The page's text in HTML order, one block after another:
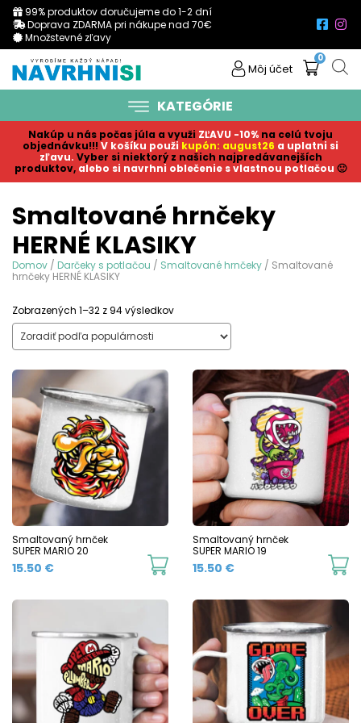
99% produktov doručujeme do 1-2 dní
Doprava ZDARMA pri nákupe nad 70€
Množstevné zľavy
Môj účet
0
KATEGÓRIE
Nakúp u nás počas júla a využi ZĽAVU -10% na celú tvoju
objednávku!!! V košíku použi kupón: august26 a uplatni si
zľavu. Vyber si niektorý z našich najpredávanejších
produktov, alebo si navrhni oblečenie s vlastnou potlačou 🙂
Smaltované hrnčeky
HERNÉ KLASIKY
Domov / Darčeky s potlačou / Smaltované hrnčeky / Smaltované
hrnčeky HERNÉ KLASIKY
Zobrazených 1–32 z 94 výsledkovSorted
by
popularity
Smaltovaný hrnček
SUPER MARIO 20
15.50 €
This
multiple
variants.
The
options
Smaltovaný hrnček
SUPER MARIO 19
15.50 €